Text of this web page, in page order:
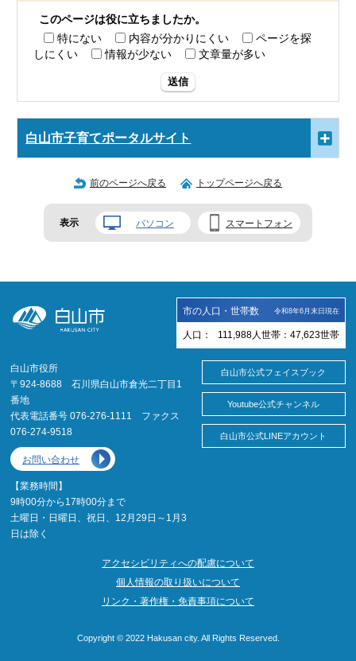
このページは役に立ちましたか。
特にない
内容が分かりにくい
ページを探
しにくい
情報が少ない 文章量が多い
送信
白山市子育てポータルサイト
前のページへ戻る トップページへ戻る
表示 パソコン スマートフォン
市の人口・世帯数 令和8年6月末日現在
人口： 111,988 人 世帯： 47,623世帯
白山市役所
〒924-8688 石川県白山市倉光二丁目1
番地
代表電話番号 076-276-1111 ファクス
076-274-9518
お問い合わせ
【業務時間】
9時00分から17時00分まで
土曜日・日曜日、祝日、12月29日～1月3
日は除く
白山市公式フェイスブック
Youtube公式チャンネル
白山市公式LINEアカウント
アクセシビリティへの配慮について
個人情報の取り扱いについて
リンク・著作権・免責事項について
Copyright © 2022 Hakusan city. All Rights Reserved.